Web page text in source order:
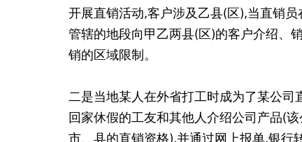
开展直销活动,客户涉及乙县(区),当直销
管辖的地段向甲乙两县(区)的客户介绍、
销的区域限制。
二是当地某人在外省打工时成为了某公司
回家休假的工友和其他人介绍公司产品(
市、县的直销资格),并通过网上报单,银行